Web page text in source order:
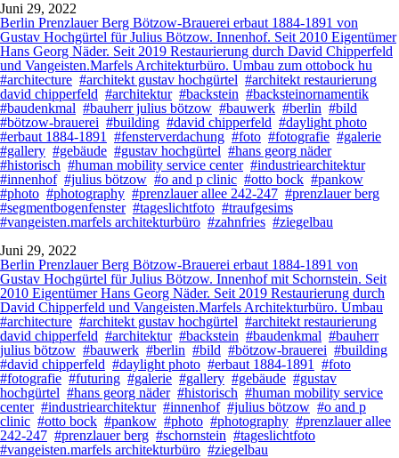
Juni 29, 2022
Berlin Prenzlauer Berg Bötzow-Brauerei erbaut 1884-1891 von
Gustav Hochgürtel für Julius Bötzow. Innenhof. Seit 2010 Eigentümer
Hans Georg Näder. Seit 2019 Restaurierung durch David Chipperfeld
und Vangeisten.Marfels Architekturbüro. Umbau zum ottobock hu
#architecture #architekt gustav hochgürtel #architekt restaurierung
david chipperfeld #architektur #backstein #backsteinornamentik
#baudenkmal #bauherr julius bötzow #bauwerk #berlin #bild
#bötzow-brauerei #building #david chipperfeld #daylight photo
#erbaut 1884-1891
#fensterverdachung #foto #fotografie #galerie
#gallery #gebäude #gustav hochgürtel #hans georg näder
#historisch #human mobility service center #industriearchitektur
#innenhof #julius bötzow #o and p clinic #otto bock #pankow
#photo #photography #prenzlauer allee 242-247 #prenzlauer berg
#segmentbogenfenster #tageslichtfoto #traufgesims
#vangeisten.marfels architekturbüro #zahnfries #ziegelbau
Juni 29, 2022
Berlin Prenzlauer Berg Bötzow-Brauerei erbaut 1884-1891 von
Gustav Hochgürtel für Julius Bötzow. Innenhof mit Schornstein. Seit
2010 Eigentümer Hans Georg Näder. Seit 2019 Restaurierung durch
David Chipperfeld und Vangeisten.Marfels Architekturbüro. Umbau
#architecture #architekt gustav hochgürtel #architekt restaurierung
david chipperfeld #architektur #backstein #baudenkmal #bauherr
julius bötzow #bauwerk #berlin #bild #bötzow-brauerei #building
#david chipperfeld #daylight photo #erbaut 1884-1891
#foto
#fotografie #futuring #galerie #gallery #gebäude #gustav
hochgürtel #hans georg näder #historisch #human mobility service
center #industriearchitektur #innenhof #julius bötzow #o and p
clinic #otto bock #pankow #photo #photography #prenzlauer allee
242-247 #prenzlauer berg #schornstein #tageslichtfoto
#vangeisten.marfels architekturbüro #ziegelbau